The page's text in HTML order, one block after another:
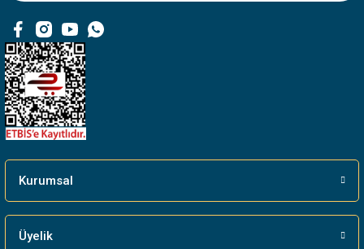
Bu ürüne benzer farklı alternatifler olmalı.
Kurumsal
Üyelik